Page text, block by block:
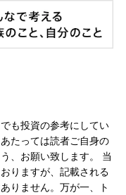
も投資の参考にしてい
たっては読者ご自身の
、お願い致します。 当
りますが、記載される
りません。万が一、ト